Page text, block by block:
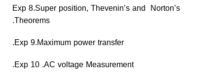
Exp 8.Super position, Thevenin’s and Norton’s
Theorems.
Exp 9.Maximum power transfer.
Exp 10 .AC voltage Measurement.